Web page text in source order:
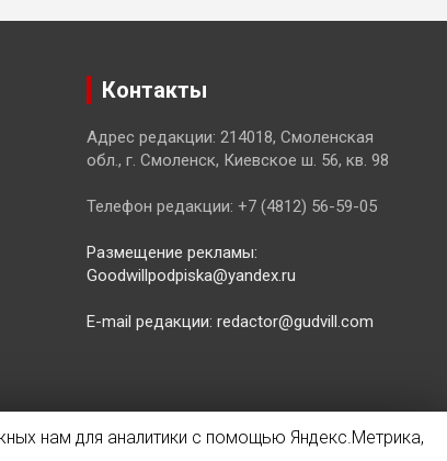
Контакты
Адрес редакции: 214018, Смоленская
обл., г. Смоленск, Киевское ш. 56, кв. 98
Телефон редакции: +7 (4812) 56-59-05
Размещение рекламы:
Goodwillpodpiska@yandex.ru
E-mail редакции: redactor@gudvill.com
нам для аналитики с помощью Яндекс.Метрика,